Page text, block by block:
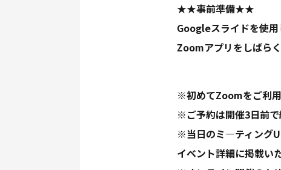
★★事前準備★★
Googleスライドを使用
Zoomアプリをしばら
※初めてZoomをご利用
※ご予約は開催3日前で
※当日のミ―ティング
イベント詳細に掲載い